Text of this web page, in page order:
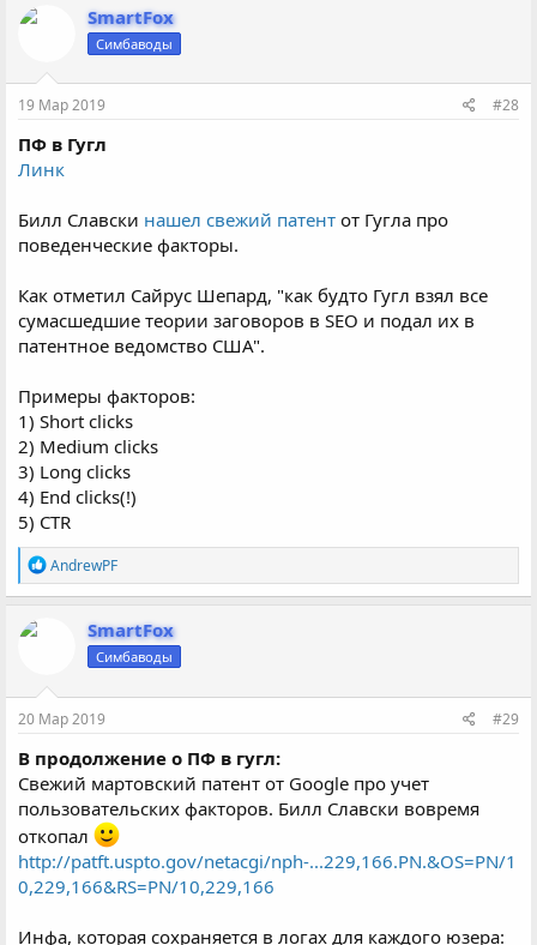
:
SmartFox
Симбаводы
19 Мар 2019 #28
ПФ в Гугл
Линк
Билл Славски нашел свежий патент от Гугла про
поведенческие факторы.
Как отметил Сайрус Шепард, "как будто Гугл взял все
сумасшедшие теории заговоров в SEO и подал их в
патентное ведомство США".
Примеры факторов:
1) Short clicks
2) Medium clicks
3) Long clicks
4) End clicks(!)
5) CTR
Р
е
а
:
AndrewPF
SmartFox
Симбаводы
20 Мар 2019 #29
В продолжение о ПФ в гугл:
Свежий мартовский патент от Google про учет
пользовательских факторов. Билл Славски вовремя
откопал
http://patft.uspto.gov/netacgi/nph-...229,166.PN.&OS=PN/1
0,229,166&RS=PN/10,229,166
Инфа, которая сохраняется в логах для каждого юзера: